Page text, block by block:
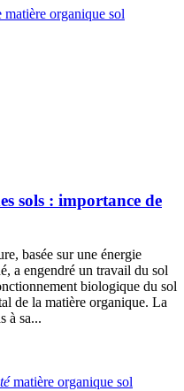
matière organique sol
sols : importance de
basée sur une énergie
a engendré un travail du sol
biologique du sol
de la matière organique. La
à sa...
matière organique sol